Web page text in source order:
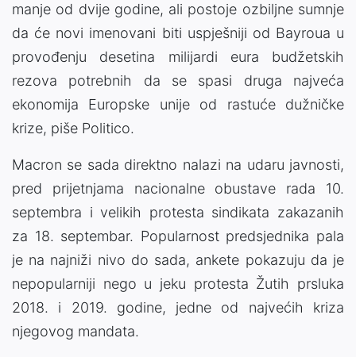
manje od dvije godine, ali postoje ozbiljne sumnje
da će novi imenovani biti uspješniji od Bayroua u
provođenju desetina milijardi eura budžetskih
rezova potrebnih da se spasi druga najveća
ekonomija Europske unije od rastuće dužničke
krize, piše Politico.
Macron se sada direktno nalazi na udaru javnosti,
pred prijetnjama nacionalne obustave rada 10.
septembra i velikih protesta sindikata zakazanih
za 18. septembar. Popularnost predsjednika pala
je na najniži nivo do sada, ankete pokazuju da je
nepopularniji nego u jeku protesta Žutih prsluka
2018. i 2019. godine, jedne od najvećih kriza
njegovog mandata.